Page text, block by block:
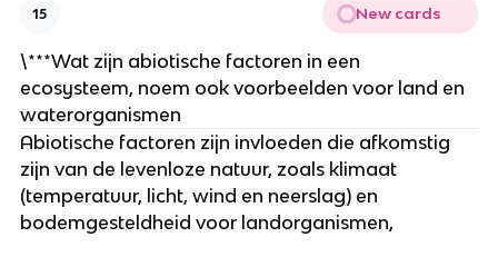
15 New cards
\***Wat zijn abiotische factoren in een
ecosysteem, noem ook voorbeelden voor land en
waterorganismen
Abiotische factoren zijn invloeden die afkomstig
zijn van de levenloze natuur, zoals klimaat
(temperatuur, licht, wind en neerslag) en
bodemgesteldheid voor landorganismen,